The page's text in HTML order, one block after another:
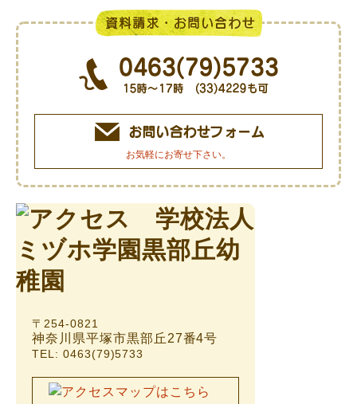
お気軽にお寄せ下さい。
〒254-0821
神奈川県平塚市黒部丘27番4号
TEL: 0463(79)5733